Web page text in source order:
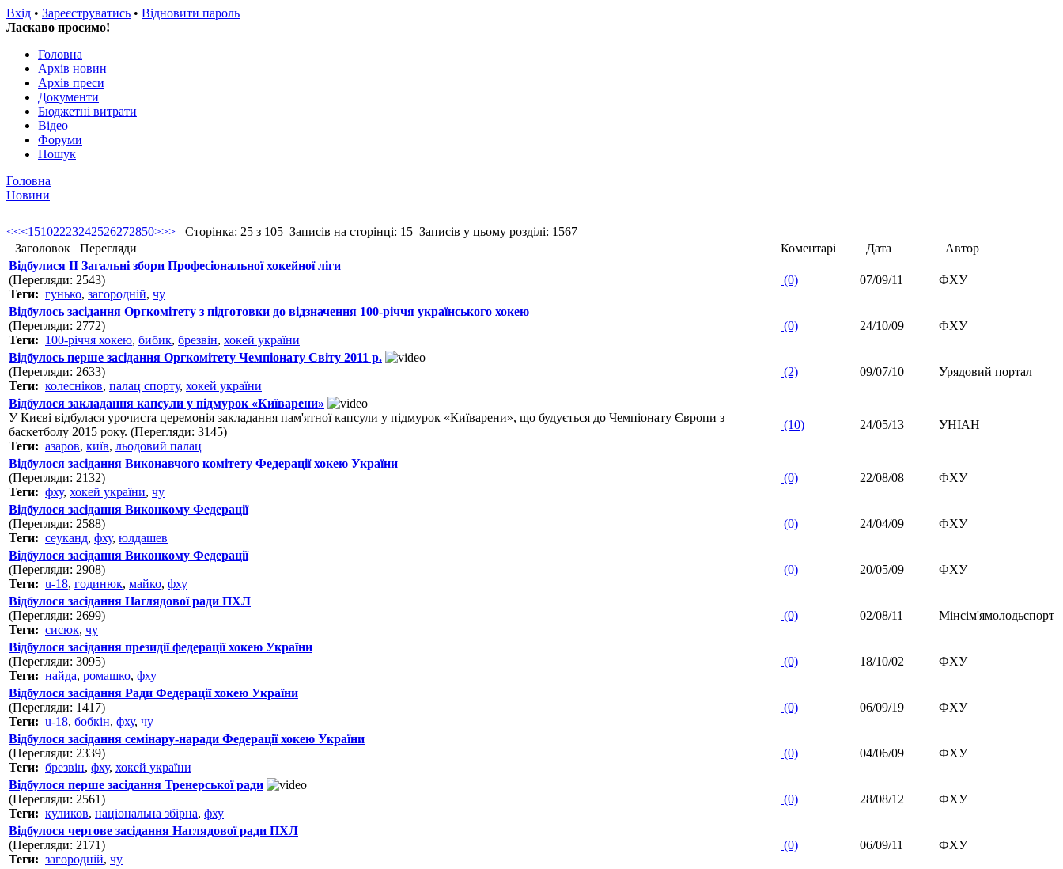
Вхід • Зареєструватись • Відновити пароль
Ласкаво просимо!
Головна
Архів новин
Архів преси
Документи
Бюджетні витрати
Відео
Форуми
Пошук
Головна
Новини
<<<1 5102223242526272850>>> Сторінка: 25 з 105 Записів на сторінці: 15 Записів у цьому розділі: 1567
Заголовок
Перегляди Коментарі Дата
Автор
Відбулися ІІ Загальні збори Професіональної хокейної ліги
(Перегляди: 2543)
Теги: гунько, загородній, чу
(0) 07/09/11 ФХУ
Відбулось засідання Оргкомітету з підготовки до відзначення 100-річчя українського хокею
(Перегляди: 2772)
Теги: 100-річчя хокею, бибик, брезвін, хокей україни
(0) 24/10/09 ФХУ
Відбулось перше засідання Оргкомітету Чемпіонату Світу 2011 р.
(Перегляди: 2633)
Теги: колесніков, палац спорту, хокей україни
(2) 09/07/10 Урядовий портал
Відбулося закладання капсули у підмурок «Київарени»
У Києві відбулася урочиста церемонія закладання пам'ятної капсули у підмурок «Київарени», що будується до Чемпіонату Європи з
баскетболу 2015 року. (Перегляди: 3145)
Теги: азаров, київ, льодовий палац
(10) 24/05/13 УНІАН
Відбулося засідання Виконавчого комітету Федерації хокею України
(Перегляди: 2132)
Теги: фху, хокей україни, чу
(0) 22/08/08 ФХУ
Відбулося засідання Виконкому Федерації
(Перегляди: 2588)
Теги: сеуканд, фху, юлдашев
(0) 24/04/09 ФХУ
Відбулося засідання Виконкому Федерації
(Перегляди: 2908)
Теги: u-18, годинюк, майко, фху
(0) 20/05/09 ФХУ
Відбулося засідання Наглядової ради ПХЛ
(Перегляди: 2699)
Теги: сисюк, чу
(0) 02/08/11 Мінсім'ямолодьспорт
Відбулося засідання президії федерації хокею України
(Перегляди: 3095)
Теги: найда, ромашко, фху
(0) 18/10/02 ФХУ
Відбулося засідання Ради Федерації хокею України
(Перегляди: 1417)
Теги: u-18, бобкін, фху, чу
(0) 06/09/19 ФХУ
Відбулося засідання семінару-наради Федерації хокею України
(Перегляди: 2339)
Теги: брезвін, фху, хокей україни
(0) 04/06/09 ФХУ
Відбулося перше засідання Тренерської ради
(Перегляди: 2561)
Теги: куликов, національна збірна, фху
(0) 28/08/12 ФХУ
Відбулося чергове засідання Наглядової ради ПХЛ
(Перегляди: 2171)
Теги: загородній, чу
(0) 06/09/11 ФХУ